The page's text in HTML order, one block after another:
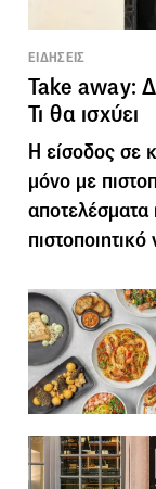
ΕΙΔΗΣΕΙΣ
Take away:
Τι θα ισχύει
Η είσοδος σε
μόνο με